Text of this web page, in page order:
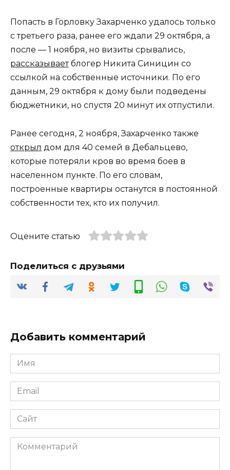
Попасть в Горловку Захарченко удалось только
с третьего раза, ранее его ждали 29 октября, а
после — 1 ноября, но визиты срывались,
рассказываетблогер Никита Синицин со
ссылкой на собственные источники. По его
данным, 29 октября к дому были подведены
бюджетники, но спустя 20 минут их отпустили.
Ранее сегодня, 2 ноября, Захарченко также
открыл дом для 40 семей в Дебальцево,
которые потеряли кров во время боев в
населенном пункте. По его словам,
построенные квартиры останутся в постоянной
собственности тех, кто их получил.
Оцените статью
Поделиться с друзьями
Добавить комментарий
Имя
*
Email
*
Сайт
Комментарий